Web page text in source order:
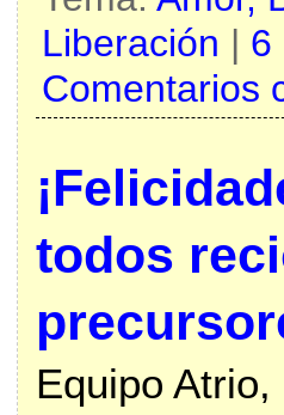
Liberación | 6
Comentarios
todos
Equipo